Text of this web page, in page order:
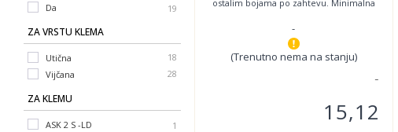
Da 19
ZA VRSTU KLEMA
Utična
18
Vijčana
28
ZA KLEMU
ASK 2 S -LD
1
PUK 3
ostalim bojama po zahtevu. Minimalna
-
(Trenutno nema na stanju)
15,12